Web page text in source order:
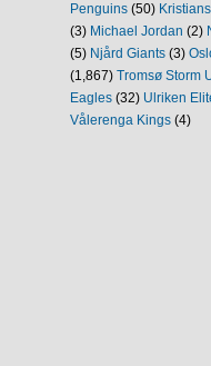
Penguins(50)
(3) Michael Jordan (2)
(5) Njård Giants(3)
(1,867) Tromsø Storm
Eagles(32) Ulriken
Vålerenga Kings(4)